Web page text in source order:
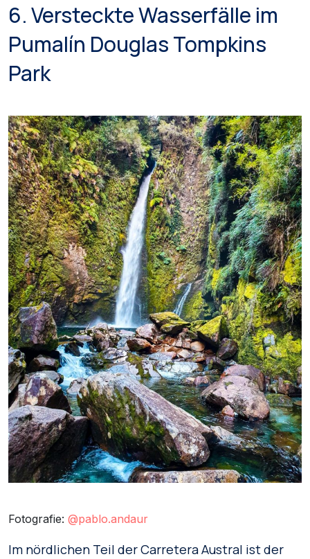
6. Versteckte Wasserfälle im
Pumalín Douglas Tompkins
Park
Fotografie: @pablo.andaur
Im nördlichen Teil der Carretera Austral ist der